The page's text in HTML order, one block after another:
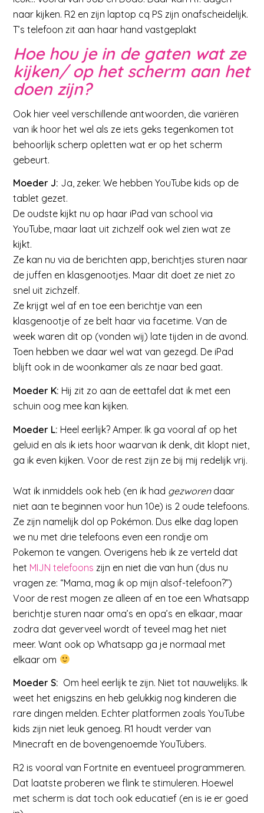
naar kijken. R2 en zijn laptop cq PS zijn onafscheidelijk.
T’s telefoon zit aan haar hand vastgeplakt
Hoe hou je in de gaten wat ze
kijken/ op het scherm aan het
doen zijn?
Ook hier veel verschillende antwoorden, die variëren
van ik hoor het wel als ze iets geks tegenkomen tot
behoorlijk scherp opletten wat er op het scherm
gebeurt.
Moeder J: Ja, zeker. We hebben YouTube kids op de
tablet gezet.
De oudste kijkt nu op haar iPad van school via
YouTube, maar laat uit zichzelf ook wel zien wat ze
kijkt.
Ze kan nu via de berichten app, berichtjes sturen naar
de juffen en klasgenootjes. Maar dit doet ze niet zo
snel uit zichzelf.
Ze krijgt wel af en toe een berichtje van een
klasgenootje of ze belt haar via facetime. Van de
week waren dit op (vonden wij) late tijden in de avond.
Toen hebben we daar wel wat van gezegd. De iPad
blijft ook in de woonkamer als ze naar bed gaat.
Moeder K: Hij zit zo aan de eettafel dat ik met een
schuin oog mee kan kijken.
Moeder L: Heel eerlijk? Amper. Ik ga vooral af op het
geluid en als ik iets hoor waarvan ik denk, dit klopt niet,
ga ik even kijken. Voor de rest zijn ze bij mij redelijk vrij.
Wat ik inmiddels ook heb (en ik had gezworendaar
niet aan te beginnen voor hun 10e) is 2 oude telefoons.
Ze zijn namelijk dol op Pokémon. Dus elke dag lopen
we nu met drie telefoons even een rondje om
Pokemon te vangen. Overigens heb ik ze verteld dat
het MIJN telefoons zijn en niet die van hun (dus nu
vragen ze: “Mama, mag ik op mijn alsof-telefoon?”)
Voor de rest mogen ze alleen af en toe een Whatsapp
berichtje sturen naar oma’s en opa’s en elkaar, maar
zodra dat geverveel wordt of teveel mag het niet
meer. Want ook op Whatsapp ga je normaal met
elkaar om
Moeder S: Om heel eerlijk te zijn. Niet tot nauwelijks. Ik
weet het enigszins en heb gelukkig nog kinderen die
rare dingen melden. Echter platformen zoals YouTube
kids zijn niet leuk genoeg. R1 houdt verder van
Minecraft en de bovengenoemde YouTubers.
R2 is vooral van Fortnite en eventueel programmeren.
Dat laatste proberen we flink te stimuleren. Hoewel
met scherm is dat toch ook educatief (en is ie er goed